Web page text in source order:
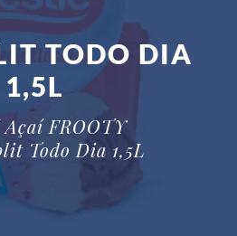
TODO DIA
1,5L
FROOTY
Todo Dia 1,5L